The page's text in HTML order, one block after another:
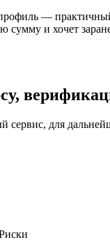
—
сумму и хочет
сервис, для